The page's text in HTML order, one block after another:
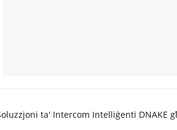
ta' Intercom Intelliġenti DNAKE